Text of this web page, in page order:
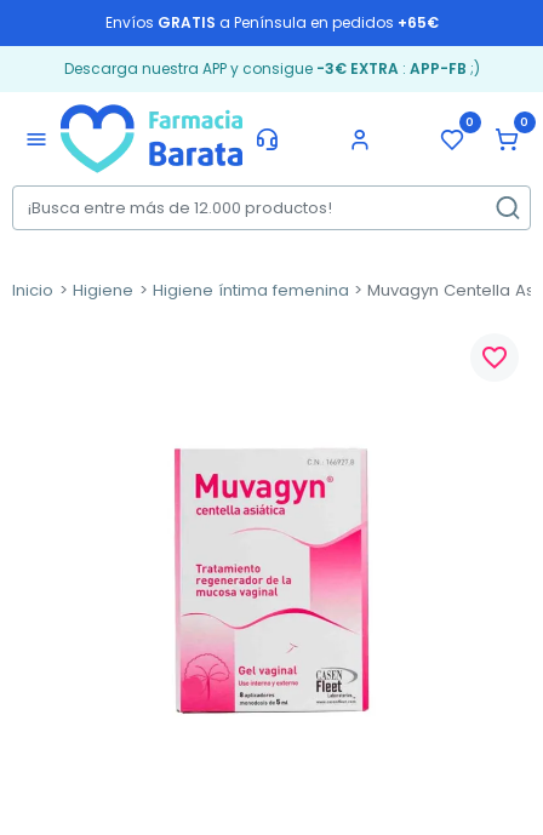
Envíos GRATIS a Península en pedidos +65€
Descarga nuestra APP y consigue -3€ EXTRA: APP-FB ;)
menu
0 0
Inicio Higiene Higiene íntima femenina Muvagyn Centella
favorite_border